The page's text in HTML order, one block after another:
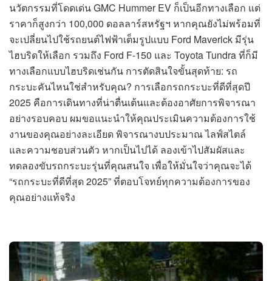
นวัตกรรมที่โดดเด่น GMC Hummer EV ก็เป็นอีกทางเลือก แต่
ราคาก็สูงกว่า 100,000 ดอลลาร์สหรัฐฯ หากคุณยังไม่พร้อมที่
จะเปลี่ยนไปใช้รถยนต์ไฟฟ้าเต็มรูปแบบ Ford Maverick มีรุ่น
ไฮบริดให้เลือก รวมถึง Ford F-150 และ Toyota Tundra ที่ก็มี
ทางเลือกแบบไฮบริดเช่นกัน การตัดสินใจขั้นสุดท้าย: รถ
กระบะคันไหนใช่สำหรับคุณ? การเลือกรถกระบะที่ดีที่สุดปี
2025 คือการเดินทางที่น่าตื่นเต้นและต้องอาศัยการพิจารณา
อย่างรอบคอบ ผมขอแนะนำให้คุณประเมินความต้องการใช้
งานของคุณอย่างละเอียด พิจารณางบประมาณ ไลฟ์สไตล์
และความชอบส่วนตัว หากเป็นไปได้ ลองเข้าไปสัมผัสและ
ทดลองขับรถกระบะรุ่นที่คุณสนใจ เพื่อให้มั่นใจว่าคุณจะได้
“รถกระบะที่ดีที่สุด 2025” ที่ตอบโจทย์ทุกความต้องการของ
คุณอย่างแท้จริง